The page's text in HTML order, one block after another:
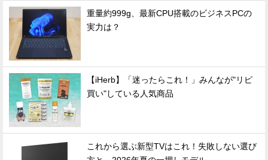
重量約999g、最新CPU搭載のビジネスPCの
実力は？
【iHerb】「迷ったらこれ！」みんなが"リピ
買い"している人気商品
これから選ぶ新型TVはこれ！失敗しない選び